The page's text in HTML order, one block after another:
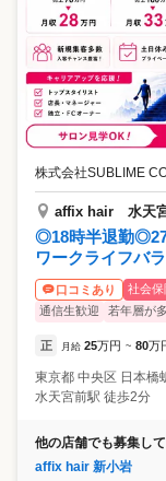
株式会社SUBLIME
affix hair 水天
◎18時半退勤
ワークライフバ
口コミあり 社会
通信生歓迎
若年層が
正 月給 25万円 ~ 80万
東京都 中央区 日本橋
水天宮前駅 徒歩2分
他の店舗でも募集し
affix hair 新小岩